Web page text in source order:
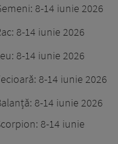
8-14 iunie 2026
8-14 iunie 2026
8-14 iunie 2026
8-14 iunie 2026
8-14 iunie 2026
8-14 iunie